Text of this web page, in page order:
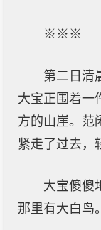
※※※
第二日清
大宝正围着一
方的山崖。范
紧走了过去，
大宝傻傻
那里有大白鸟